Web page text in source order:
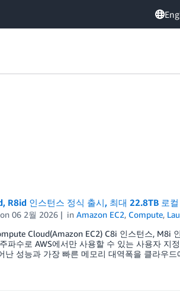
R8id 인스턴스 정식 출시, 최대 22.8TB 로
on06 2월 2026 inAmazon EC2, Compute,
Cloud(Amazon EC2) C8i 인스턴스, M8i
파수로 AWS에서만 사용할 수 있는 사용자 지
난 성능과 가장 빠른 메모리 대역폭을 클라우